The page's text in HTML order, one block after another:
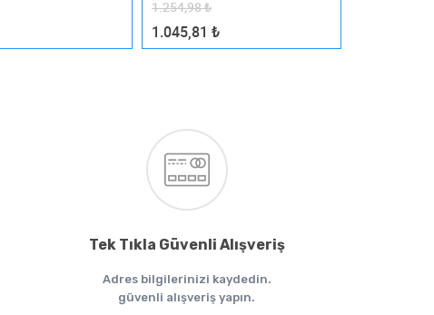
1.254,98₺
1.045,81 ₺
Tek Tıkla Güvenli Alışveriş
Adres bilgilerinizi kaydedin.
güvenli alışveriş yapın.